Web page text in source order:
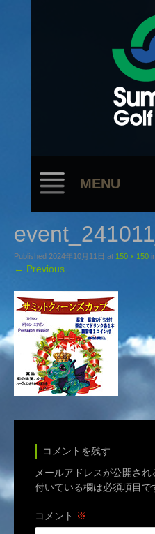
MENU
Published 2024年10月11日 at 150 × 150
← Previous
コメントを残す
メールアドレスが公開され
付いている欄は必須項目で
コメント ※